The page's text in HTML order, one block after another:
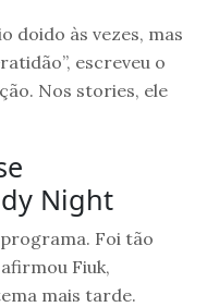
doido às vezes, mas
escreveu o
Nos stories, ele
Night
Foi tão
Fiuk,
mais tarde.